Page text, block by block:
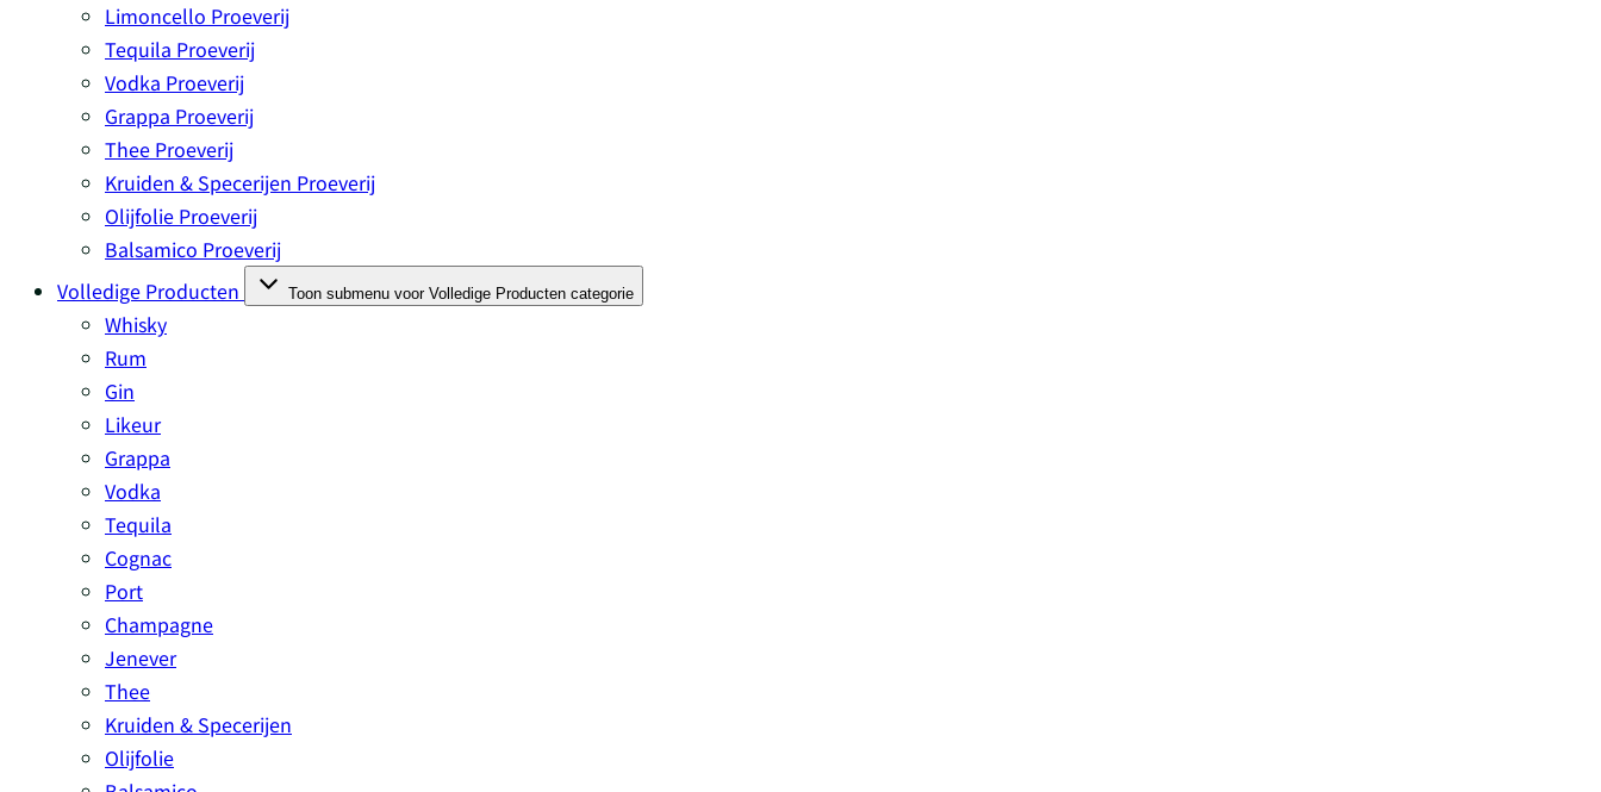
Limoncello Proeverij
Tequila Proeverij
Vodka Proeverij
Grappa Proeverij
Thee Proeverij
Kruiden & Specerijen Proeverij
Olijfolie Proeverij
Balsamico Proeverij
Volledige Producten
Toon submenu voor Volledige Producten categorie
Whisky
Rum
Gin
Likeur
Grappa
Vodka
Tequila
Cognac
Port
Champagne
Jenever
Thee
Kruiden & Specerijen
Olijfolie